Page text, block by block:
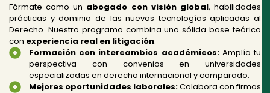
Fórmate como un abogado con visión global, habilidades
prácticas y dominio de las nuevas tecnologías aplicadas al
Derecho. Nuestro programa combina una sólida base teórica
con experiencia real en litigación.
Formación con intercambios académicos:Amplía tu
perspectiva con convenios en universidades
especializadas en derecho internacional y comparado.
Mejores oportunidades laborales:Colabora con firmas